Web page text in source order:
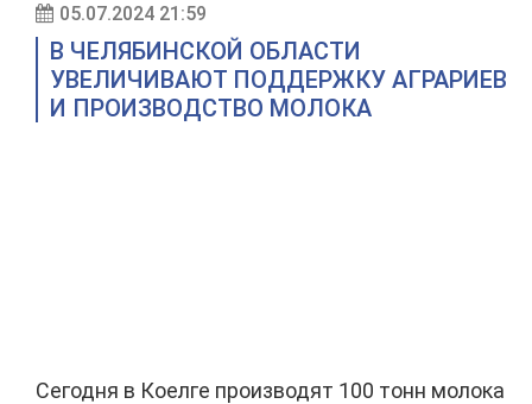
05.07.2024 21:59
В ЧЕЛЯБИНСКОЙ ОБЛАСТИ
УВЕЛИЧИВАЮТ ПОДДЕРЖКУ АГРАРИЕВ
И ПРОИЗВОДСТВО МОЛОКА
Сегодня в Коелге производят 100 тонн молока